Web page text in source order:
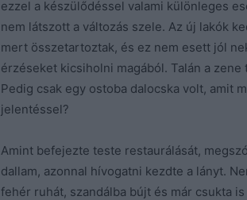
ezzel a készülődéssel valami különleges
nem látszott a változás szele. Az új lakók
mert összetartoztak, és ez nem esett jól
érzéseket kicsiholni magából. Talán a
Pedig csak egy ostoba dalocska volt, amit
jelentéssel?
Amint befejezte teste restaurálását,
dallam, azonnal hívogatni kezdte a lányt.
fehér ruhát, szandálba bújt és már csukta